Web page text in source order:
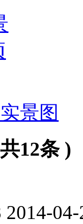
景图
12条 )
2014-